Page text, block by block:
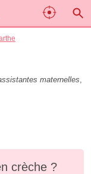
maternelles,
crèche ?